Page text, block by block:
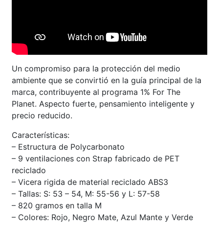
Un compromiso para la protección del medio
ambiente que se convirtió en la guía principal de la
marca, contribuyente al programa 1% For The
Planet. Aspecto fuerte, pensamiento inteligente y
precio reducido.
Características:
– Estructura de Polycarbonato
– 9 ventilaciones con Strap fabricado de PET
reciclado
– Vicera rigida de material reciclado ABS3
– Tallas: S: 53 – 54, M: 55-56 y L: 57-58
– 820 gramos en talla M
– Colores: Rojo, Negro Mate, Azul Mante y Verde